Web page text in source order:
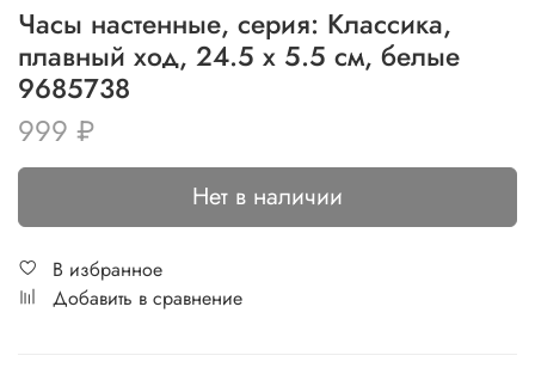
Часы настенные, серия: Классика,
плавный ход, 24.5 х 5.5 см, белые
9685738
999 ₽
Нет в наличии
В избранное
Добавить в сравнение